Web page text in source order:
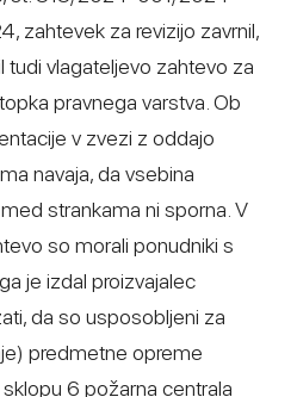
zahtevek za revizijo zavrnil,
tudi vlagateljevo zahtevo za
pravnega varstva. Ob
v zvezi z oddajo
navaja, da vsebina
strankama ni sporna. V
so morali ponudniki s
je izdal proizvajalec
da so usposobljeni za
predmetne opreme
6 požarna centrala